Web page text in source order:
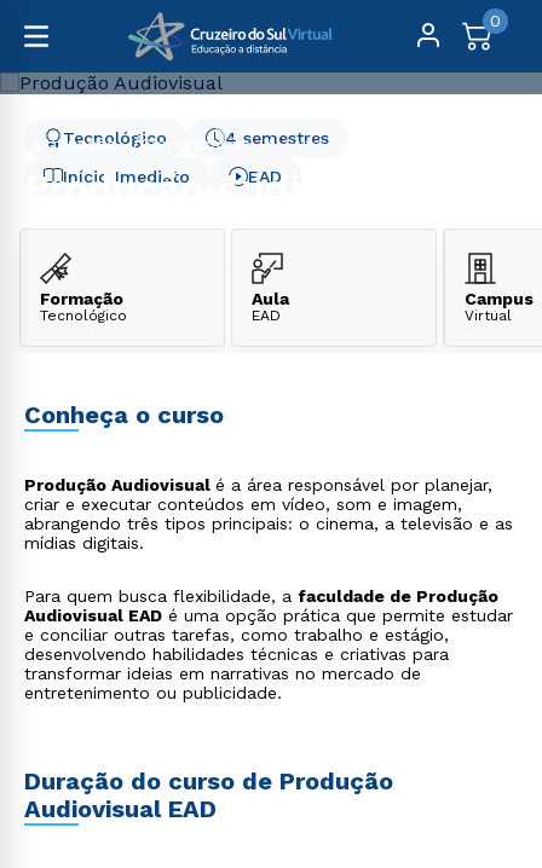
0
Graduação Comunicação Produção Audiovisual
Produção Audiovisual
Início Imediato
4 semestres
Tecnológico
EAD
Formação
Tecnológico
Aula
EAD
Campus
Virtual
Conheça o curso
Produção Audiovisual é a área responsável por planejar,
criar e executar conteúdos em vídeo, som e imagem,
abrangendo três tipos principais: o cinema, a televisão e as
mídias digitais.
Para quem busca flexibilidade, a faculdade de Produção
Audiovisual EAD é uma opção prática que permite estudar
e conciliar outras tarefas, como trabalho e estágio,
desenvolvendo habilidades técnicas e criativas para
transformar ideias em narrativas no mercado de
entretenimento ou publicidade.
Duração do curso de Produção
Audiovisual EAD